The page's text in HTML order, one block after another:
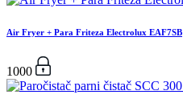
Air Fryer + Para Friteza Electrolux EAF7SB
1000